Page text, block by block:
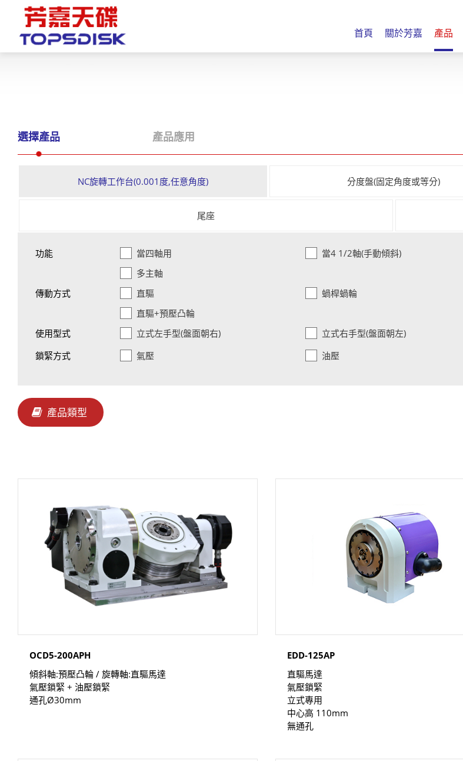
首頁 關於芳嘉 產品
選擇產品 產品應用
NC旋轉工作台(0.001度,任意角度) 分度盤(固定角度或等分)
尾座
功能 當四軸用 當4 1/2軸(手動傾斜)
多主軸
傳動方式
直驅 蝸桿蝸輪
直驅+預壓凸輪
使用型式
立式左手型(盤面朝右) 立式右手型(盤面朝左)
鎖緊方式
氣壓 油壓
產品類型
OCD5-200APH
傾斜軸:預壓凸輪 / 旋轉軸:直驅馬達
氣壓鎖緊 + 油壓鎖緊
通孔Ø30mm
EDD-125AP
直驅馬達
氣壓鎖緊
立式專用
中心高 110mm
無通孔
首頁
最新消息
代理商
繁體中文